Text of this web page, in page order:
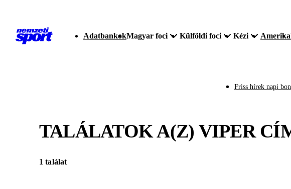
AdatbankokMagyar foci Külföldi foci Kézi Amerika
Friss hírek napi
TALÁLATOK A(Z) VIPER
1 találat